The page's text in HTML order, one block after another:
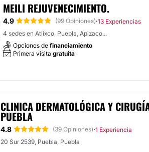
MEILI REJUVENECIMIENTO.
4.9 (99 Opiniones)·13 Experiencias
4 sedes en Atlixco, Puebla, Apizaco...
Opciones de financiamiento
Primera visita gratuita
CLINICA DERMATOLÓGICA Y
PUEBLA
4.8 (39 Opiniones)·1 Experiencia
20 Sur 2539, Puebla, Puebla